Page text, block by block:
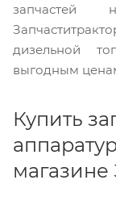
запчастей
дизельной
выгодным
Купить
магазине